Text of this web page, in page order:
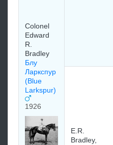
Colonel
Edward
R.
Bradley
Блу
Ларкспур
(Blue
Larkspur)
1926
E.R.
Bradley,